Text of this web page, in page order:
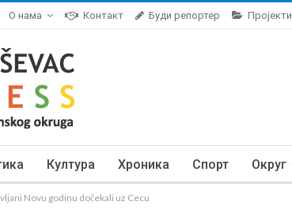
О нама Контакт Буди репортер Пројекти
Култура Хроника Спорт Округ
Novu godinu dočekali uz Cecu